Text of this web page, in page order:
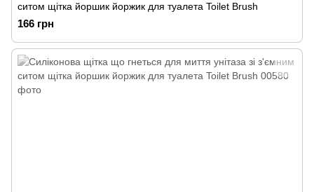
ситом щітка йоршик йоржик для туалета Toilet Brush
166 грн